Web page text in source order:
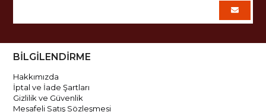
BİLGİLENDİRME
Hakkımızda
İptal ve İade Şartları
Gizlilik ve Güvenlik
Mesafeli Satış Sözleşmesi